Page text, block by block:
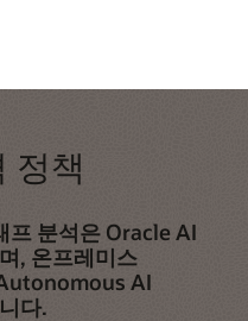
정책
프 분석은 Oracle AI
, 온프레미스
AI
다.